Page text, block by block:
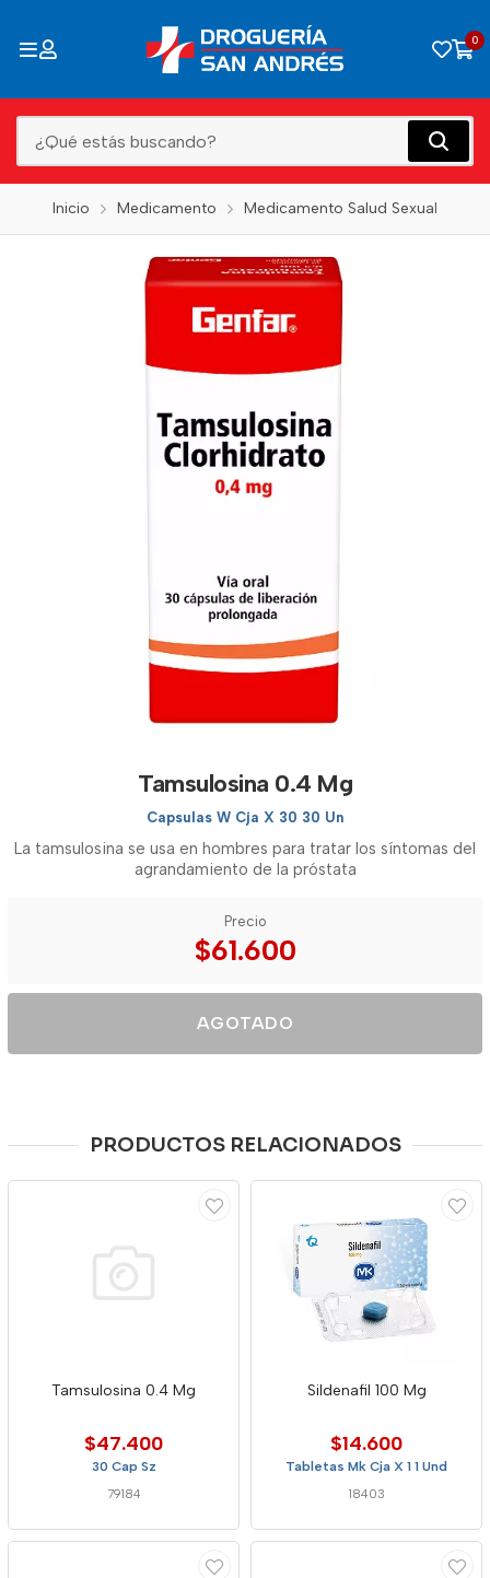
0
Inicio Medicamento Medicamento Salud Sexual
Tamsulosina 0.4 Mg
Capsulas W Cja X 30 30 Un
La tamsulosina se usa en hombres para tratar los síntomas del
agrandamiento de la próstata
Precio
$61.600
AGOTADO
PRODUCTOS RELACIONADOS
Tamsulosina 0.4 Mg
$47.400
30 Cap Sz
79184
Sildenafil 100 Mg
$14.600
Tabletas Mk Cja X 1 1 Und
18403